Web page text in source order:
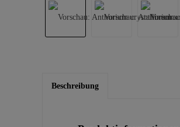
Beschreibung